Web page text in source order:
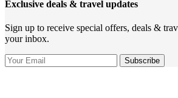
Exclusive deals & travel updates
Sign up to receive special offers, deals &
your inbox.